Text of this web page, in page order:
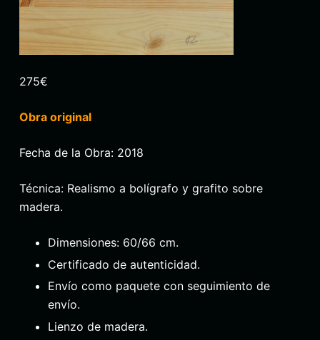
275€
Obra original
Fecha de la Obra: 2018
Técnica: Realismo a bolígrafo y grafito sobre
madera.
Dimensiones: 60/66 cm.
Certificado de autenticidad.
Envío como paquete con seguimiento de
envío.
Lienzo de madera.